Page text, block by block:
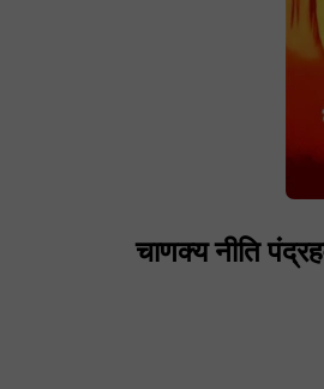
चाणक्य नीति